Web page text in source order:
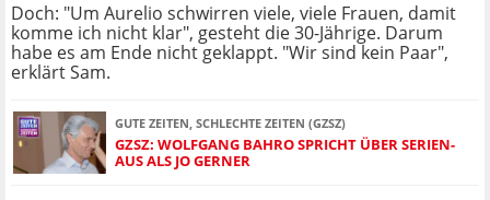
Doch: "Um Aurelio schwirren viele, viele Frauen, damit
komme ich nicht klar", gesteht die 30-Jährige. Darum
habe es am Ende nicht geklappt. "Wir sind kein Paar",
erklärt Sam.
GUTE ZEITEN, SCHLECHTE ZEITEN (GZSZ)
GZSZ: WOLFGANG BAHRO SPRICHT ÜBER SERIEN-
AUS ALS JO GERNER